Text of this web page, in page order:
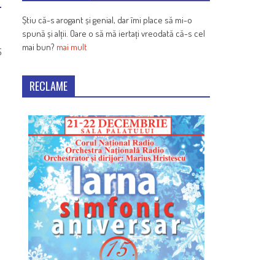
Știu că-s arogant și genial, dar îmi place să mi-o
spună și alții. Oare o să mă iertați vreodată că-s cel
mai bun? mai mult
RECLAME